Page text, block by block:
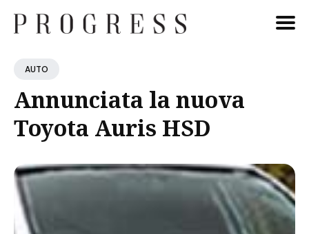
Cerca
AUTO
Annunciata la nuova
Toyota Auris HSD